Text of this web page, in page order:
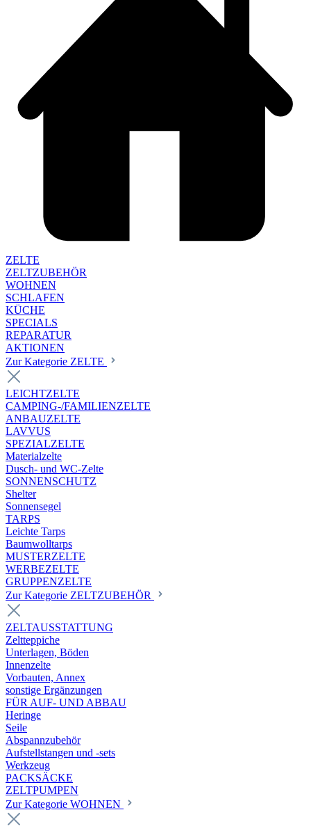
ZELTE
ZELTZUBEHÖR
WOHNEN
SCHLAFEN
KÜCHE
SPECIALS
REPARATUR
AKTIONEN
Zur Kategorie ZELTE
LEICHTZELTE
CAMPING-/FAMILIENZELTE
ANBAUZELTE
LAVVUS
SPEZIALZELTE
Materialzelte
Dusch- und WC-Zelte
SONNENSCHUTZ
Shelter
Sonnensegel
TARPS
Leichte Tarps
Baumwolltarps
MUSTERZELTE
WERBEZELTE
GRUPPENZELTE
Zur Kategorie ZELTZUBEHÖR
ZELTAUSSTATTUNG
Zeltteppiche
Unterlagen, Böden
Innenzelte
Vorbauten, Annex
sonstige Ergänzungen
FÜR AUF- UND ABBAU
Heringe
Seile
Abspannzubehör
Aufstellstangen und -sets
Werkzeug
PACKSÄCKE
ZELTPUMPEN
Zur Kategorie WOHNEN